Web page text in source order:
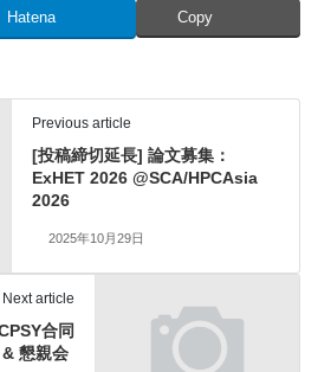
Hatena Copy
Previous article
[投稿締切延長] 論文募集：
ExHET 2026 @SCA/HPCAsia
2026
2025年10月29日
Next article
合同
懇親会